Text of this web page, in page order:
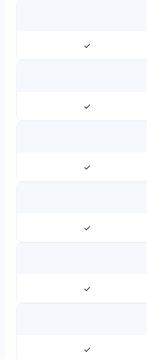
✓
✓
✓
✓
✓
✓